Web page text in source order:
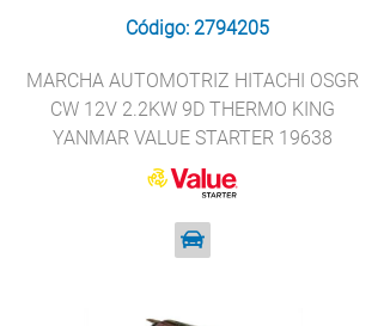
Código: 2794205
MARCHA AUTOMOTRIZ HITACHI OSGR
CW 12V 2.2KW 9D THERMO KING
YANMAR VALUE STARTER 19638